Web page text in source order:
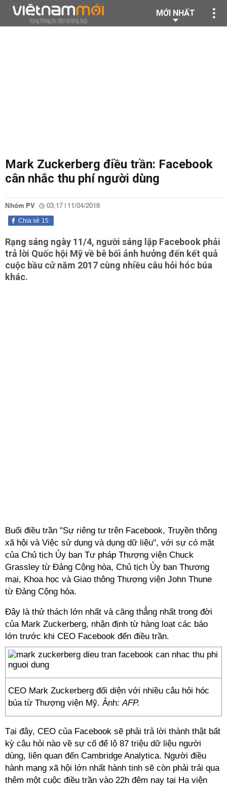
MỚI NHẤT
Mark Zuckerberg điều trần: Facebook
cân nhắc thu phí người dùng
Nhóm PV 03:17 | 11/04/2018
15
Chia sẻ
Rạng sáng ngày 11/4, người sáng lập Facebook phải
trả lời Quốc hội Mỹ về bê bối ảnh hưởng đến kết quả
cuộc bầu cử năm 2017 cùng nhiều câu hỏi hóc búa
khác.
Buổi điều trần "Sự riêng tư trên Facebook, Truyền thông
xã hội và Việc sử dụng và dụng dữ liệu", với sự có mặt
của Chủ tịch Ủy ban Tư pháp Thượng viện Chuck
Grassley từ Đảng Cộng hòa, Chủ tịch Ủy ban Thương
mại, Khoa học và Giao thông Thượng viện John Thune
từ Đảng Cộng hòa.
Đây là thử thách lớn nhất và căng thẳng nhất trong đời
của Mark Zuckerberg, nhận định từ hàng loạt các báo
lớn trước khi CEO Facebook đến điều trần.
CEO Mark Zuckerberg đối diện với nhiều câu hỏi hóc
búa từ Thượng viện Mỹ. Ảnh:AFP.
Tại đây, CEO của Facebook sẽ phải trả lời thành thật bất
kỳ câu hỏi nào về sự cố để lộ 87 triệu dữ liệu người
dùng, liên quan đến Cambridge Analytica. Người điều
hành mạng xã hội lớn nhất hành tinh sẽ còn phải trải qua
thêm một cuộc điều trần vào 22h đêm nay tại Hạ viện